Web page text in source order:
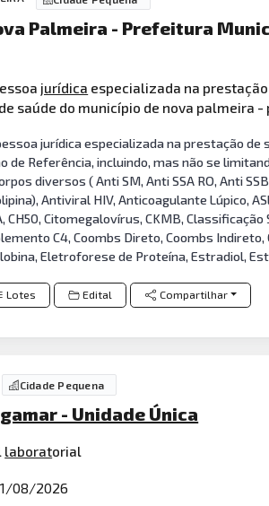
Palmeira - Prefeitura
jurídica especializada na
saúde do município de nova palmeira -
jurídica especializada na prestação
de Referência, incluindo, mas não se
diversos ( Anti SM, Anti SSA RO, Anti
Antiviral HIV, Anticoagulante Lúpico,
CH50, Citomegalovírus, CKMB,
C4, Coombs Direto, Coombs
Eletroforese de Proteína, Estradiol, Est
Lotes Edital Compartilhar
Cidade Pequena
- Unidade Única
laboratorial
08/2026